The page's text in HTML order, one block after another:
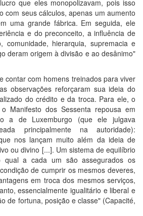
que eles monopolizavam, pois isso
com seus cálculos, apenas um aumento
uma grande fábrica. Em seguida, ele
e do preconceito, a influência de
comunidade, hierarquia, supremacia e
deram origem à divisão e ao desânimo"
contar com homens treinados para viver
observações reforçaram sua ideia do
do crédito e da troca. Para ele, o
Manifesto dos Sessenta repousa em
a de Luxemburgo (que ele julgava
principalmente na autoridade):
nos lançam muito além da ideia de
ou divino [...]. Um sistema de equilíbrio
qual a cada um são assegurados os
de cumprir os mesmos deveres,
em troca dos mesmos serviços,
essencialmente igualitário e liberal e
de fortuna, posição e classe" (Capacité,